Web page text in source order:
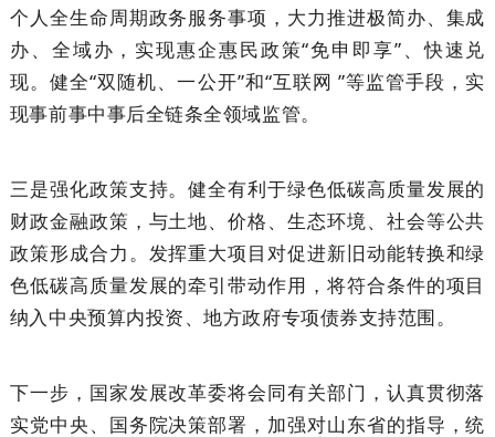
个人全生命周期政务服务事项，大力推进极简办、集成
办、全域办，实现惠企惠民政策“免申即享”、快速兑
现。健全“双随机、一公开”和“互联网 ”等监管手段，实
现事前事中事后全链条全领域监管。
三是强化政策支持。健全有利于绿色低碳高质量发展的
财政金融政策，与土地、价格、生态环境、社会等公共
政策形成合力。发挥重大项目对促进新旧动能转换和绿
色低碳高质量发展的牵引带动作用，将符合条件的项目
纳入中央预算内投资、地方政府专项债券支持范围。
下一步，国家发展改革委将会同有关部门，认真贯彻落
实党中央、国务院决策部署，加强对山东省的指导，统